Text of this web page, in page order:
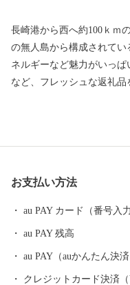
長崎港から西へ約100ｋｍ
の無人島から構成されて
ネルギーなど魅力がいっ
など、フレッシュな返礼品
されました。 五島市には
お支払い方法
au PAY カード（番号入
au PAY 残高
au PAY（auかんたん決
クレジットカード決済（